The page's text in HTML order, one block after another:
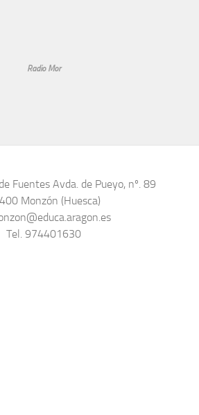
Radio Mor
Fuentes Avda. de Pueyo, nº. 89
Monzón (Huesca)
Tel. 974401630